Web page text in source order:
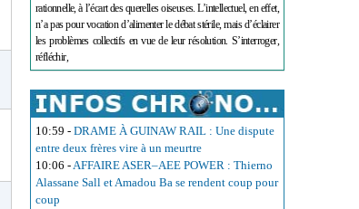
rationnelle, à l’écart des querelles oiseuses. L’intellectuel, en effet,
n’a pas pour vocation d’alimenter le débat stérile, mais d’éclairer
les problèmes collectifs en vue de leur résolution. S’interroger,
réfléchir,
10:59 - DRAME À GUINAW RAIL : Une dispute
entre deux frères vire à un meurtre
10:06 -AFFAIRE ASER–AEE POWER : Thierno
Alassane Sall et Amadou Ba se rendent coup pour
coup